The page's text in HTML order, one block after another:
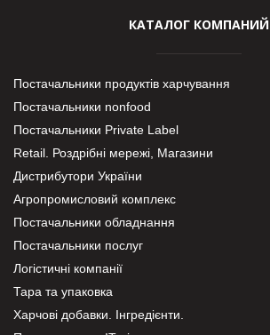
КАТАЛОГ КОМПАНИЙ
Постачальники продуктів харчування
Постачальники nonfood
Постачальники Private Label
Retail. Роздрібні мережі, Магазини
Дистрибутори України
Агропромисловий комплекс
Постачальники обладнання
Постачальники послуг
Логістичні компанії
Тара та упаковка
Харчові добавки. Інгредієнти.